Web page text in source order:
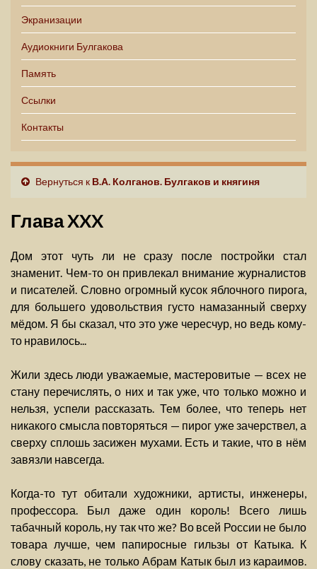
Экранизации
Аудиокниги Булгакова
Память
Ссылки
Контакты
Вернуться к В.А. Колганов. Булгаков и княгиня
Глава XXX
Дом этот чуть ли не сразу после постройки стал
знаменит. Чем-то он привлекал внимание журналистов
и писателей. Словно огромный кусок яблочного пирога,
для большего удовольствия густо намазанный сверху
мёдом. Я бы сказал, что это уже чересчур, но ведь кому-
то нравилось...
Жили здесь люди уважаемые, мастеровитые — всех не
стану перечислять, о них и так уже, что только можно и
нельзя, успели рассказать. Тем более, что теперь нет
никакого смысла повторяться — пирог уже зачерствел, а
сверху сплошь засижен мухами. Есть и такие, что в нём
завязли навсегда.
Когда-то тут обитали художники, артисты, инженеры,
профессора. Был даже один король! Всего лишь
табачный король, ну так что же? Во всей России не было
товара лучше, чем папиросные гильзы от Катыка. К
слову сказать, не только Абрам Катык был из караимов.